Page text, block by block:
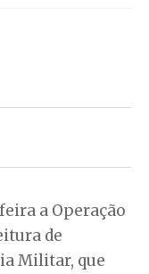
a Operação
de
Militar, que